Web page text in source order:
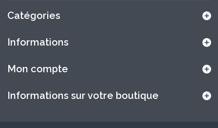
Catégories
Informations
Mon compte
Informations sur votre boutique